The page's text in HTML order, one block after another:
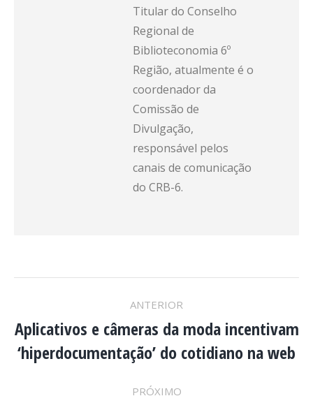
Titular do Conselho
Regional de
Biblioteconomia 6º
Região, atualmente é o
coordenador da
Comissão de
Divulgação,
responsável pelos
canais de comunicação
do CRB-6.
NAVEGAÇÃO
DE
POST:
ANTERIOR
Post
anterior:
Aplicativos e câmeras da moda incentivam
‘hiperdocumentação’ do cotidiano na web
PRÓXIMO